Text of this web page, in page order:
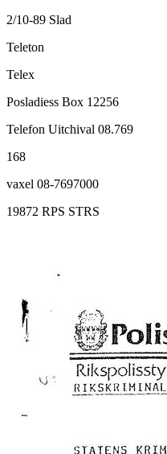
2/10-89 Slad
Teleton
Telex
Posladiess Box 12256
Telefon Uitchival 08.769
168
vaxel 08-7697000
19872 RPS STRS